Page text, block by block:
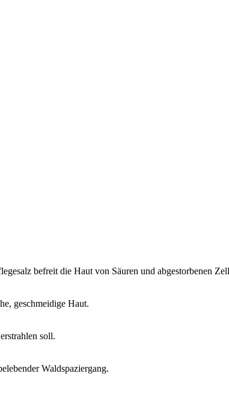
befreit die Haut von Säuren und abgestorbenen
geschmeidige Haut.
soll.
Waldspaziergang.